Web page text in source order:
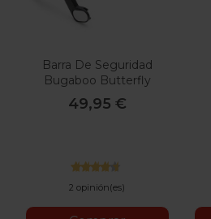
Barra De Seguridad
Bugaboo Butterfly
49,95 €
2 opinión(es)